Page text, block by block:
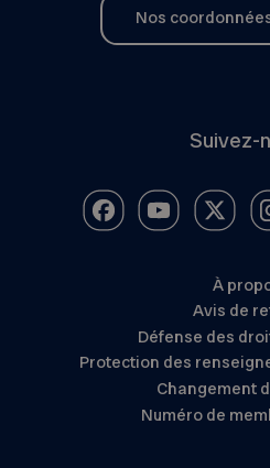
Nos
Suivez-
À
Avis de
Défense des
Protection des
Changement
Numéro de